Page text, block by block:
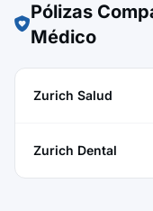
Pólizas
Médico
Zurich Salud
Zurich Dental